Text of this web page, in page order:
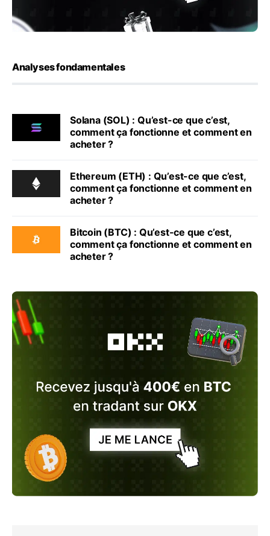
Analyses fondamentales
Solana (SOL) : Qu’est-ce que c’est,
comment ça fonctionne et comment en
acheter ?
Ethereum (ETH) : Qu’est-ce que c’est,
comment ça fonctionne et comment en
acheter ?
Bitcoin (BTC) : Qu’est-ce que c’est,
comment ça fonctionne et comment en
acheter ?